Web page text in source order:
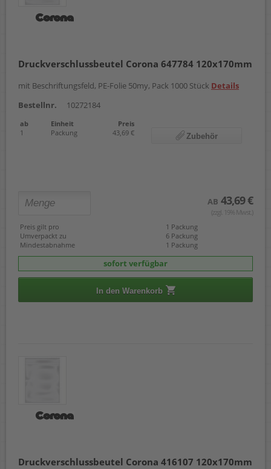
Druckverschlussbeutel Corona 647784 120x170mm
mit Beschriftungsfeld, PE-Folie 50my, Pack 1000 Stück Details
Bestellnr.
10272184
ab Einheit
Preis
1
Packung 43,69 € Zubehör
AB 43,69 €
(zzgl. 19% Mwst.)
Preis gilt pro
1 Packung
Umverpackt zu
6 Packung
Mindestabnahme
1 Packung
sofort verfügbar
In den Warenkorb
Druckverschlussbeutel Corona 416107 120x170mm